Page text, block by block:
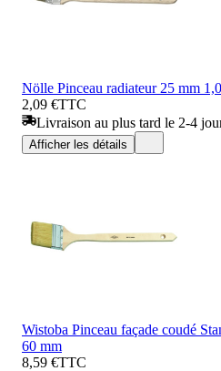
Nölle Pinceau radiateur 25 mm
2,09 €TTC
Livraison au plus tard le 2-4
Afficher les détails
Wistoba Pinceau façade coudé
60 mm
8,59 €TTC